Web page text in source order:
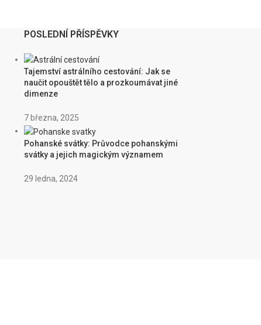
POSLEDNÍ PŘÍSPĚVKY
Tajemství astrálního cestování: Jak se
naučit opouštět tělo a prozkoumávat jiné
dimenze
7 března, 2025
Pohanské svátky: Průvodce pohanskými
svátky a jejich magickým významem
29 ledna, 2024